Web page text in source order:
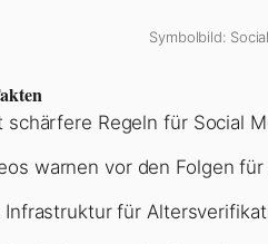
Symbolbild:
schärfere Regeln für Social
warnen vor den Folgen
Infrastruktur für